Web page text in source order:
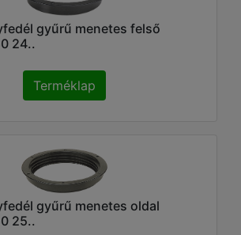
gyűrű menetes felső
24..
Terméklap
gyűrű menetes oldal
25..